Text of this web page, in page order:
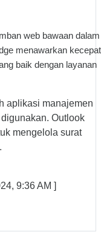
web bawaan dalam
menawarkan
baik dengan layanan
aplikasi manajemen
Outlook
mengelola surat
9:36 AM ]